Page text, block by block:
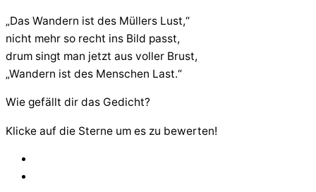
„Das Wandern ist des Müllers Lust,“
nicht mehr so recht ins Bild passt,
drum singt man jetzt aus voller Brust,
„Wandern ist des Menschen Last.“
Wie gefällt dir das Gedicht?
Klicke auf die Sterne um es zu bewerten!